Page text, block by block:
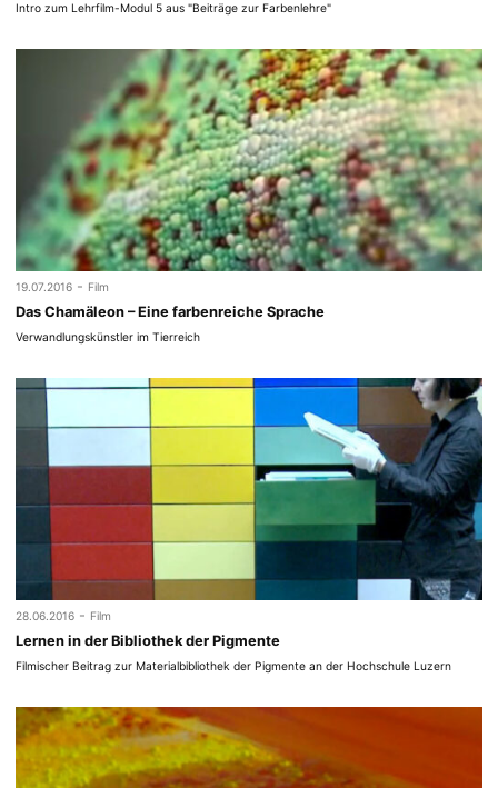
Intro zum Lehrfilm-Modul 5 aus "Beiträge zur Farbenlehre"
19.07.2016 - Film
Das Chamäleon – Eine farbenreiche Sprache
Verwandlungskünstler im Tierreich
28.06.2016 - Film
Lernen in der Bibliothek der Pigmente
Filmischer Beitrag zur Materialbibliothek der Pigmente an der Hochschule Luzern